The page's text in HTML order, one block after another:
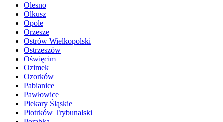
Olesno
Olkusz
Opole
Orzesze
Ostrów Wielkopolski
Ostrzeszów
Oświęcim
Ozimek
Ozorków
Pabianice
Pawłowice
Piekary Śląskie
Piotrków Trybunalski